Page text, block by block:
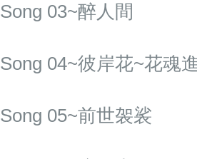
Song 03~醉人間
Song 04~彼岸花~花魂
Song 05~前世袈裟